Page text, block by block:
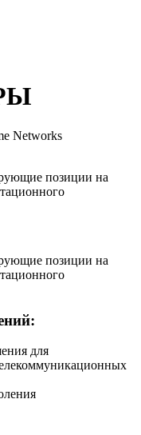
Networks
позиции на
позиции на
для